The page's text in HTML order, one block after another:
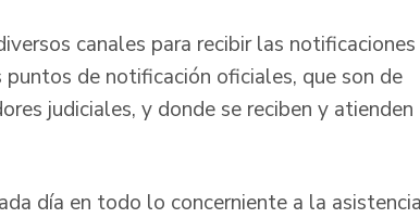
canales para recibir las notificaciones
de notificación oficiales, que son de
judiciales, y donde se reciben y atienden
día en todo lo concerniente a la asistencia